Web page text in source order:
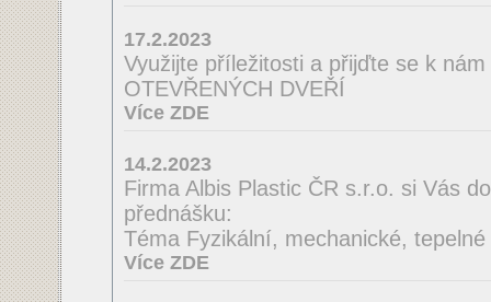
17.2.2023
Využijte příležitosti a přijďte se k
OTEVŘENÝCH DVEŘÍ
Více ZDE
14.2.2023
Firma Albis Plastic ČR s.r.o. si Vás
přednášku:
Téma Fyzikální, mechanické,
Více ZDE